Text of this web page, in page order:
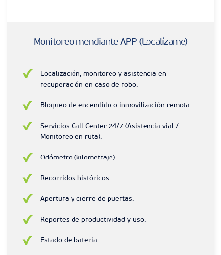
Monitoreo mendiante APP (Localízame)
Localización, monitoreo y asistencia en
recuperación en caso de robo.
Bloqueo de encendido o inmovilización remota.
Servicios Call Center 24/7 (Asistencia vial /
Monitoreo en ruta).
Odómetro (kilometraje).
Recorridos históricos.
Apertura y cierre de puertas.
Reportes de productividad y uso.
Estado de bateria.